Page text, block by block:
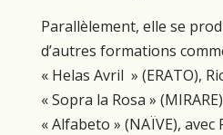
Parallèlement, elle se
d’autres formations
« Helas Avril » (ERATO),
« Sopra la Rosa »
« Alfabeto » (NAÏVE), avec